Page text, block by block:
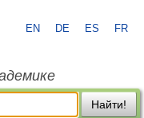
EN DE ES FR
Найти!